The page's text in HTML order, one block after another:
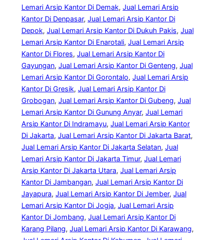
Lemari Arsip Kantor Di Demak, Jual Lemari Arsip
Kantor Di Denpasar, Jual Lemari Arsip Kantor Di
Depok, Jual Lemari Arsip Kantor Di Dukuh Pakis, Jual
Lemari Arsip Kantor Di Enarotali, Jual Lemari Arsip
Kantor Di Flores, Jual Lemari Arsip Kantor Di
Gayungan, Jual Lemari Arsip Kantor Di Genteng, Jual
Lemari Arsip Kantor Di Gorontalo, Jual Lemari Arsip
Kantor Di Gresik, Jual Lemari Arsip Kantor Di
Grobogan, Jual Lemari Arsip Kantor Di Gubeng, Jual
Lemari Arsip Kantor Di Gunung Anyar, Jual Lemari
Arsip Kantor Di Indramayu, Jual Lemari Arsip Kantor
Di Jakarta, Jual Lemari Arsip Kantor Di Jakarta Barat
Jual Lemari Arsip Kantor Di Jakarta Selatan, Jual
Lemari Arsip Kantor Di Jakarta Timur, Jual Lemari
Arsip Kantor Di Jakarta Utara, Jual Lemari Arsip
Kantor Di Jambangan, Jual Lemari Arsip Kantor Di
Jayapura, Jual Lemari Arsip Kantor Di Jember, Jual
Lemari Arsip Kantor Di Jogja, Jual Lemari Arsip
Kantor Di Jombang, Jual Lemari Arsip Kantor Di
Karang Pilang, Jual Lemari Arsip Kantor Di Karawang